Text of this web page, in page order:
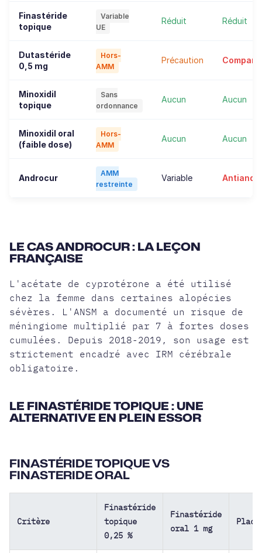
Finastéride
topique
Variable
UE
Réduit Réduit
Dutastéride
0,5 mg
Hors-
AMM
Précaution
Minoxidil
topique
Sans
ordonnance
Aucun Aucun
Minoxidil oral
(faible dose)
Hors-
AMM
Aucun Aucun
Androcur
AMM
restreinte
Variable
LE CAS ANDROCUR : LA LEÇON
FRANÇAISE
L'acétate de cyprotérone a été utilisé
chez la femme dans certaines alopécies
sévères. L'ANSM a documenté un risque de
méningiome multiplié par 7 à fortes doses
cumulées. Depuis 2018-2019, son usage est
strictement encadré avec IRM cérébrale
obligatoire.
LE FINASTÉRIDE TOPIQUE : UNE
ALTERNATIVE EN PLEIN ESSOR
FINASTÉRIDE TOPIQUE VS
FINASTERIDE ORAL
Critère
Finastéride
topique
0,25 %
Finastéride
oral 1 mg